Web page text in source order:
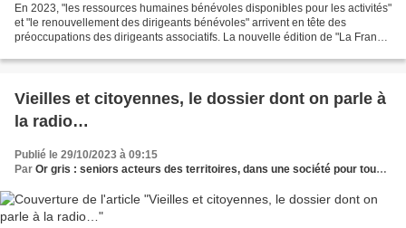
En 2023, "les ressources humaines bénévoles disponibles pour les activités"
et "le renouvellement des dirigeants bénévoles" arrivent en tête des
préoccupations des dirigeants associatifs. La nouvelle édition de "La France
Vieilles et citoyennes, le dossier dont on parle à
la radio…
Publié le 29/10/2023 à 09:15
Par Or gris : seniors acteurs des territoires, dans une société pour tous les âges